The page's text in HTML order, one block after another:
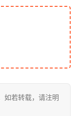
如若转载，请注明